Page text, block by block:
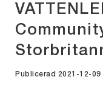
Publicerad 2021-12-09